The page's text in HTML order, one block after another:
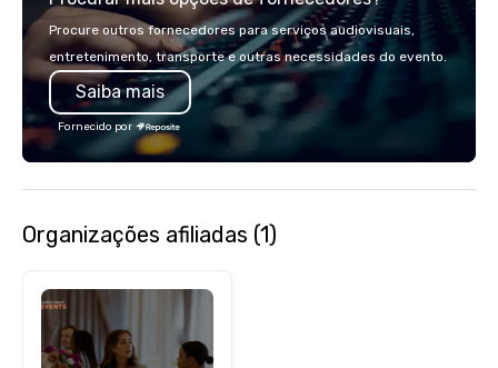
country with a focus on superb hiking,
lodging, food and wine. We also have
a Monterey Bay Trek.
passion, an
American hospitality,
Procure outros fornecedores para serviços audiovisuais,
entretenimento, transporte e outras necessidades do evento.
Saiba mais
Fornecido por
Organizações afiliadas (1)